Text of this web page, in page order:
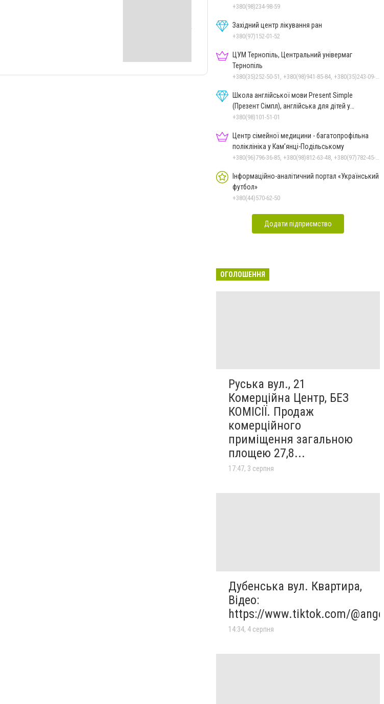
+380(98)234-98-59
Західний центр лікування ран
+380(97)152-01-52
ЦУМ Тернопіль, Центральний універмаг
Тернопіль
+380(35)252-50-51, +380(98)941-85-84, +380(35)243-09-09, +380(98)831-44-51
Школа англійської мови Present Simple
(Презент Сімпл), англійська для дітей у
Тернополі
+380(98)101-51-01
Центр сімейної медицини - багатопрофільна
поліклініка у Кам’янці-Подільському
+380(96)796-36-85, +380(98)812-63-48, +380(97)782-45-70
Інформаційно-аналітичний портал «Український
футбол»
+380(44)570-62-50
Додати підприємство
ОГОЛОШЕННЯ
Руська вул., 21
Комерційна Центр, БЕЗ
КОМІСІЇ. Продаж
комерційного
приміщення загальною
площею 27,8...
17:47, 3 серпня
Дубенська вул. Квартира,
Відео:
https://www.tiktok.com/
14:34, 4 серпня